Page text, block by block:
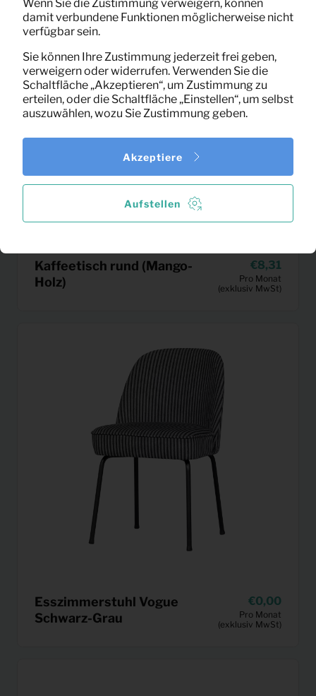
Kaffeetisch rund (Mango-
Holz)
8,31
Pro Monat
(exklusiv MwSt)
Esszimmerstuhl Vogue
Schwarz-Grau
0,00
Pro Monat
(exklusiv MwSt)
Wenn Sie die Zustimmung verweigern, können
damit verbundene Funktionen möglicherweise nicht
verfügbar sein.
Sie können Ihre Zustimmung jederzeit frei geben,
verweigern oder widerrufen. Verwenden Sie die
Schaltfläche „Akzeptieren“, um Zustimmung zu
erteilen, oder die Schaltfläche „Einstellen“, um selbst
auszuwählen, wozu Sie Zustimmung geben.
Aufstellen
Akzeptiere